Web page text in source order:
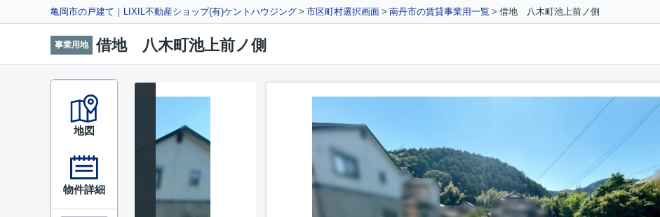
亀岡市の戸建て｜LIXIL不動産ショップ(有)ケントハウジング 市区町村選択画面 南丹市の賃貸事業用一覧 借地 八木町池上前ノ側
事業用地 借地 八木町池上前ノ側
地図
物件詳細